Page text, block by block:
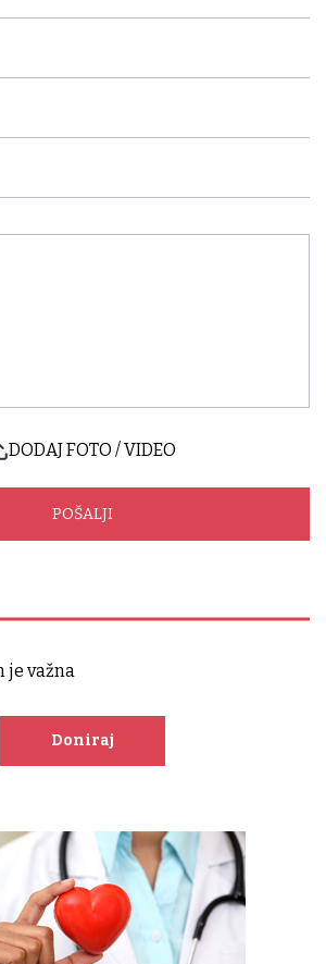
DODAJ FOTO / VIDEO
je važna
Doniraj